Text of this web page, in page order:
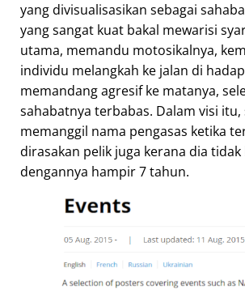
yang divisualisasikan sebagai
yang sangat kuat bakal mewarisi
utama, memandu motosikalnya,
individu melangkah ke jalan di
memandang agresif ke matanya,
sahabatnya terbabas. Dalam visi
memanggil nama pengasas ketika
dirasakan pelik juga kerana dia
dengannya hampir 7 tahun.